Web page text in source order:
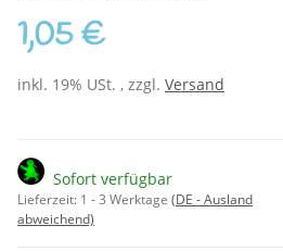
1,05 €
inkl. 19% USt. , zzgl. Versand
Sofort verfügbar
Lieferzeit: 1 - 3 Werktage (DE - Ausland
abweichend)